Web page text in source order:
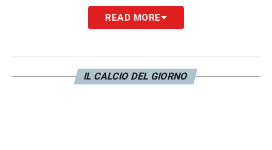
verso l’area eBarillàche insacca di
testa sul secondo palo), che ha sfruttato le
del 26 aprile 2009,allora in amaranto, in un
READ MORE
IL CALCIO DEL GIORNO